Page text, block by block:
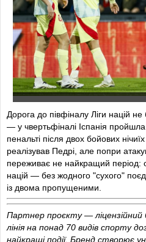
розпочався!
1 ’ Іспанія тримає м'яч на
1’ Коне наступив на ногу
3’ Кукурелью "люблять" у
5’
Удар Ямала на правому
блокували на кутовий.
6’ МБАППЕ!Дембеле забрав
половині, після чого
штрафного, але простріл
7’
Удар Ніко з лівого флангу
Меньяну.
9’ Олівер сьогодні точно
Дорога до півфіналу Ліги націй
— у чвертьфіналі Іспанія
пенальті після двох бойових
реалізував Педрі, але попри
переживає не найкращий період:
націй — без жодного "сухого"
із двома пропущеними.
Партнер проєкту — ліцензійний
лінія на понад 70 видів спорту
найкращі події. Бренд створює